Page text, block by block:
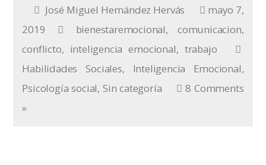
José Miguel Hernández Hervás
mayo 7,
2019
bienestaremocional, comunicacion,
conflicto, inteligencia emocional, trabajo
Habilidades Sociales, Inteligencia Emocional,
Psicología social, Sin categoría
8 Comments
»